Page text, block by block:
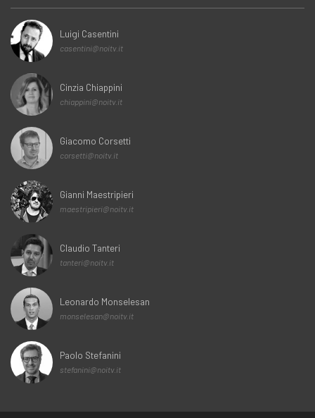
Luigi Casentini
casentini@noitv.it
Cinzia Chiappini
chiappini@noitv.it
Giacomo Corsetti
corsetti@noitv.it
Gianni Maestripieri
maestripieri@noitv.it
Claudio Tanteri
tanteri@noitv.it
Leonardo Monselesan
monselesan@noitv.it
Paolo Stefanini
stefanini@noitv.it